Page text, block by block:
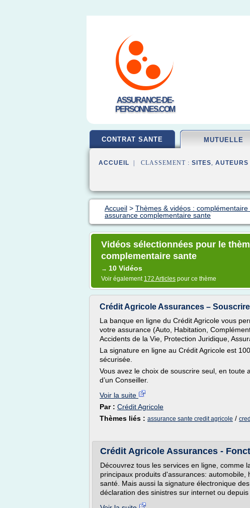
ASSURANCE-DE-
PERSONNES.COM
CONTRAT SANTE MUTUELLE
ACCUEIL | CLASSEMENT : SITES, AUTEURS
Accueil > Thèmes & vidéos : complémentaire
assurance complementaire sante
Vidéos sélectionnées pour le
complementaire sante
→ 10 Vidéos
Voir également 172 Articles pour ce thème
Crédit Agricole Assurances –
La banque en ligne du Crédit Agricole vous
votre assurance (Auto, Habitation,
Accidents de la Vie, Protection Juridique,
La signature en ligne au Crédit Agricole est
sécurisée.
Vous avez le choix de souscrire seul, en toute
d’un Conseiller.
Voir la suite
Par : Crédit Agricole
Thèmes liés : assurance sante credit agricole /
Crédit Agricole Assurances -
Découvrez tous les services en ligne, comme
principaux produits d'assurances: automobile,
santé. Mais aussi la signature électronique
déclaration des sinistres sur internet ou